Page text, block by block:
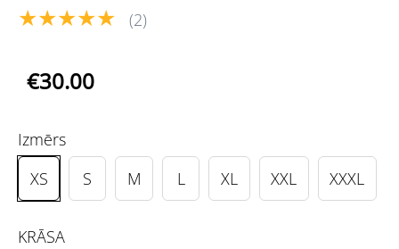
★★★★★ (2)
€30.00
Izmērs
XS
S M L XL XXL XXXL
KRĀSA